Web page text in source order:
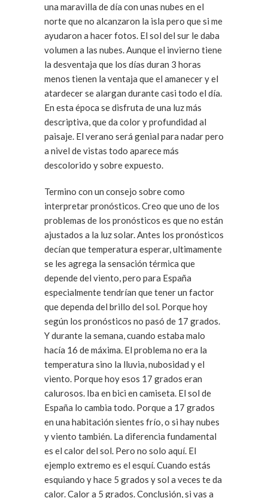
una maravilla de día con unas nubes en el
norte que no alcanzaron la isla pero que si me
ayudaron a hacer fotos. El sol del sur le daba
volumen a las nubes. Aunque el invierno tiene
la desventaja que los días duran 3 horas
menos tienen la ventaja que el amanecer y el
atardecer se alargan durante casi todo el día.
En esta época se disfruta de una luz más
descriptiva, que da color y profundidad al
paisaje. El verano será genial para nadar pero
a nivel de vistas todo aparece más
descolorido y sobre expuesto.
Termino con un consejo sobre como
interpretar pronósticos. Creo que uno de los
problemas de los pronósticos es que no están
ajustados a la luz solar. Antes los pronósticos
decían que temperatura esperar, ultimamente
se les agrega la sensación térmica que
depende del viento, pero para España
especialmente tendrían que tener un factor
que dependa del brillo del sol. Porque hoy
según los pronósticos no pasó de 17 grados.
Y durante la semana, cuando estaba malo
hacía 16 de máxima. El problema no era la
temperatura sino la lluvia, nubosidad y el
viento. Porque hoy esos 17 grados eran
calurosos. Iba en bici en camiseta. El sol de
España lo cambia todo. Porque a 17 grados
en una habitación sientes frío, o si hay nubes
y viento también. La diferencia fundamental
es el calor del sol. Pero no solo aquí. El
ejemplo extremo es el esquí. Cuando estás
esquiando y hace 5 grados y sol a veces te da
calor. Calor a 5 grados. Conclusión, si vas a